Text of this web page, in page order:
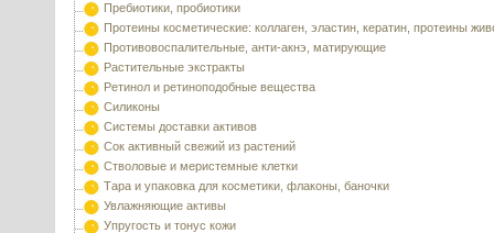
Пребиотики, пробиотики
Протеины косметические: коллаген, эластин, кератин, протеины
Противовоспалительные, анти-акнэ, матирующие
Растительные экстракты
Ретинол и ретиноподобные вещества
Силиконы
Системы доставки активов
Сок активный свежий из растений
Стволовые и меристемные клетки
Тара и упаковка для косметики, флаконы, баночки
Увлажняющие активы
Упругость и тонус кожи